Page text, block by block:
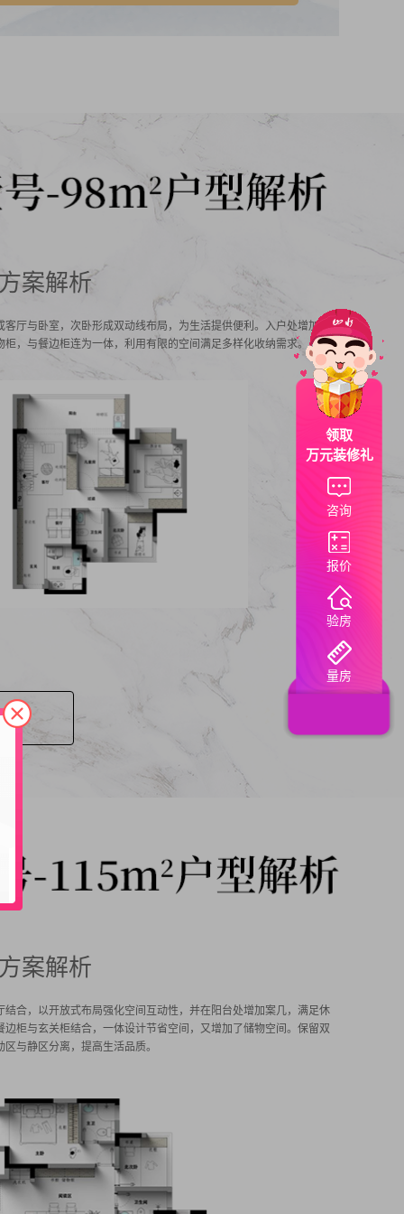
案解析
客厅与卧室，次卧形成双动线布局，为生活提供便利。入户处增加了
柜，与餐边柜连为一体，利用有限的空间满足多样化收纳需求。
案解析
结合，以开放式布局强化空间互动性，并在阳台处增加案几，满足休
边柜与玄关柜结合，一体设计节省空间，又增加了储物空间。保留双
区与静区分离，提高生活品质。
领取
万元装修礼
咨询
报价
验房
量房